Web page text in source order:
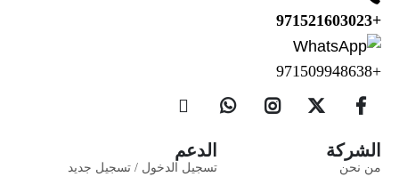
+971521603023
+971509948638
الشركة
من نحن
الدعم
تسجيل الدخول / تسجيل جديد